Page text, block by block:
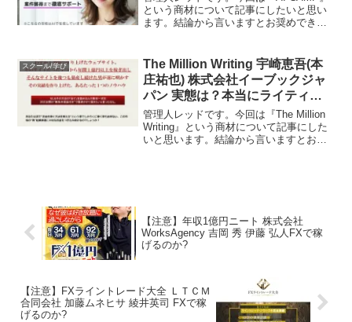
という商材について記事にしたいと思い
ます。結論から言いますとお奨めできる
基づく表示販売業者名KINDLER株式会社
運営統括責任...
スクール/学び
The Million Writing 宇崎恵吾(本
庄祐也) 株式会社イーブックジャ
パン 実態は？本当にライティン
グで稼げるか検証
管理人レッドです。今回は『The Million
Writing』という商材について記事にした
いと思います。結論から言いますとお奨
【注意】年収1億円ニート 株式会社
WorksAgency 吉岡 秀 伊藤 弘人FXで稼
げるのか?
【注意】FXライントレード大全 ＬＴＣＭ
合同会社 加藤ムネヒサ 綾井英司 FXで稼
げるのか?